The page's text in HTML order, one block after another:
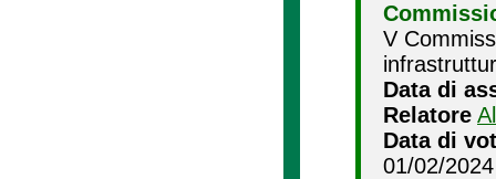
V
Data di
Relatore
Data di
01/02/2024